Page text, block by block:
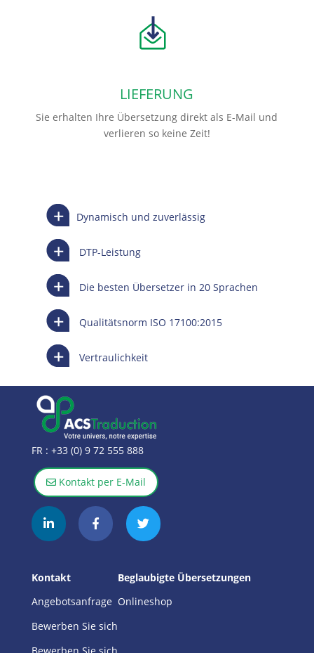
LIEFERUNG
Sie erhalten Ihre Übersetzung direkt als E-Mail und
verlieren so keine Zeit!
Dynamisch und zuverlässig
DTP-Leistung
Die besten Übersetzer in 20 Sprachen
Qualitätsnorm ISO 17100:2015
Vertraulichkeit
FR : +33 (0) 9 72 555 888
Kontakt per E-Mail
Kontakt
Angebotsanfrage
Bewerben Sie sich
Beglaubigte Übersetzungen
Onlineshop